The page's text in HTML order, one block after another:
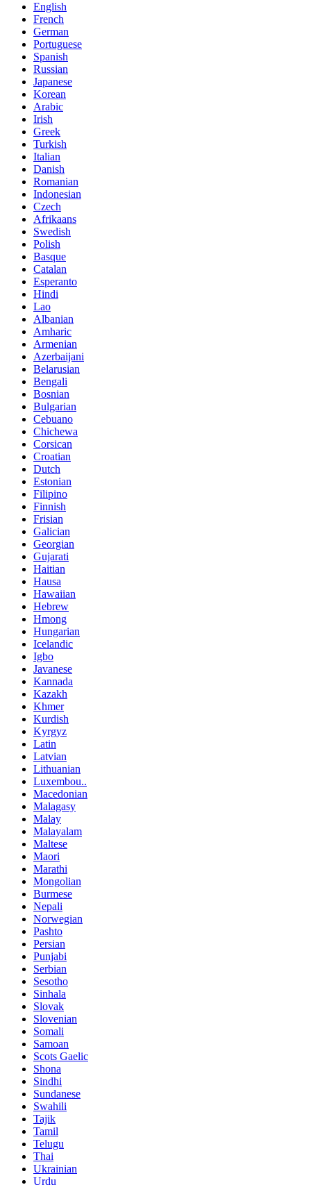
English
French
German
Portuguese
Spanish
Russian
Japanese
Korean
Arabic
Irish
Greek
Turkish
Italian
Danish
Romanian
Indonesian
Czech
Afrikaans
Swedish
Polish
Basque
Catalan
Esperanto
Hindi
Lao
Albanian
Amharic
Armenian
Azerbaijani
Belarusian
Bengali
Bosnian
Bulgarian
Cebuano
Chichewa
Corsican
Croatian
Dutch
Estonian
Filipino
Finnish
Frisian
Galician
Georgian
Gujarati
Haitian
Hausa
Hawaiian
Hebrew
Hmong
Hungarian
Icelandic
Igbo
Javanese
Kannada
Kazakh
Khmer
Kurdish
Kyrgyz
Latin
Latvian
Lithuanian
Luxembou..
Macedonian
Malagasy
Malay
Malayalam
Maltese
Maori
Marathi
Mongolian
Burmese
Nepali
Norwegian
Pashto
Persian
Punjabi
Serbian
Sesotho
Sinhala
Slovak
Slovenian
Somali
Samoan
Scots Gaelic
Shona
Sindhi
Sundanese
Swahili
Tajik
Tamil
Telugu
Thai
Ukrainian
Urdu